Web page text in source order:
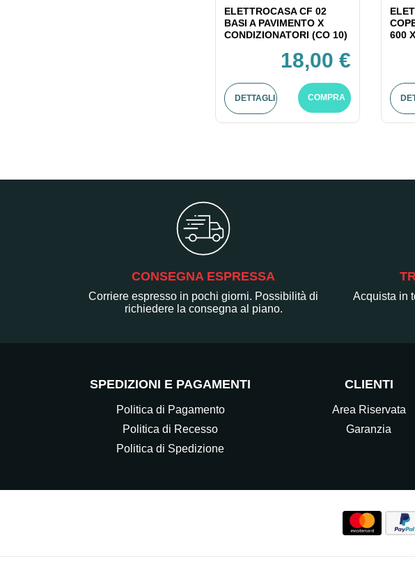
ELETTROCASA CF 02
BASI A PAVIMENTO X
CONDIZIONATORI (CO 10)
18,00 €
DETTAGLI COMPRA
600
CONSEGNA ESPRESSA
Corriere espresso in pochi giorni. Possibilità di
richiedere la consegna al piano.
Acquista in
SPEDIZIONI E PAGAMENTI
Politica di Pagamento
Politica di Recesso
Politica di Spedizione
CLIENTI
Area Riservata
Garanzia